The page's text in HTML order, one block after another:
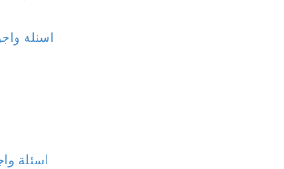
اسئلة
اسئلة